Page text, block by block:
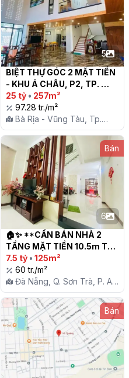
5
BIỆT THỰ GÓC 2 MẶT TIỀN
- KHU Á CHÂU, P2, TP.
VŨNG TÀU - GIÁ 25 TỶ
25 tỷ • 257m²
97.28 tr./m²
Bà Rịa - Vũng Tàu, Tp.
Vũng Tàu, P. 2
Bán
6
🏠✨ **CẦN BÁN NHÀ 2
TẦNG MẶT TIỀN 10.5m TẠI
SƠN TRÀ** 🌊🌞
7.5 tỷ • 125m²
60 tr./m²
Đà Nẵng, Q. Sơn Trà, P. An
Hải Bắc
Bán